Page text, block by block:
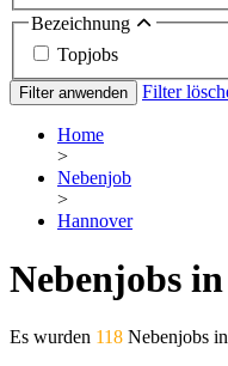
Bezeichnung
Topjobs
Filter anwenden Filter
Home
>
Nebenjob
>
Hannover
Nebenjobs
Es wurden 118 Nebenjobs